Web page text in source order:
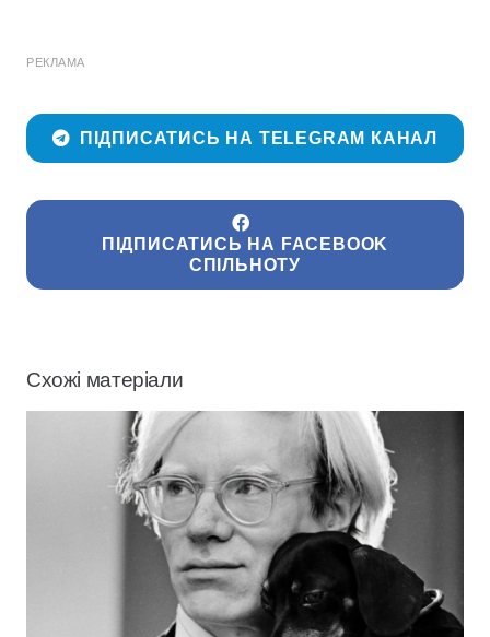
РЕКЛАМА
ПІДПИСАТИСЬ НА TELEGRAM КАНАЛ
ПІДПИСАТИСЬ НА FACEBOOK
СПІЛЬНОТУ
Схожі матеріали